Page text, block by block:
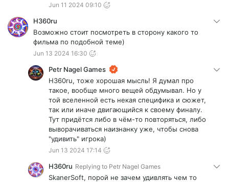
Jun 11 2024 09:10
Н360ru
Возможно стоит посмотреть в сторону какого то
фильма по подобной теме)
Jun 13 2024 16:30
Petr Nagel Games
Н360ru, тоже хорошая мысль! Я думал про
такое, вообще много вещей обдумывал. Но у
той вселенной есть некая специфика и сюжет,
так или иначе двигающийся к своему финалу.
Тут придётся либо в чём-то повторяться, либо
выворачиваться наизнанку уже, чтобы снова
"удивить" игрока)
Jun 13 2024 17:14
H360ru Replying to Petr Nagel Games
SkanerSoft, порой не зачем удивлять чем то